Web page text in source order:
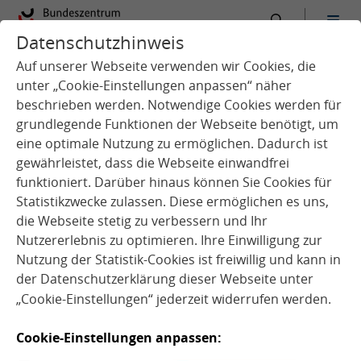
Datenschutzhinweis
Auf unserer Webseite verwenden wir Cookies, die
unter „Cookie-Einstellungen anpassen“ näher
beschrieben werden. Notwendige Cookies werden für
grundlegende Funktionen der Webseite benötigt, um
eine optimale Nutzung zu ermöglichen. Dadurch ist
gewährleistet, dass die Webseite einwandfrei
funktioniert. Darüber hinaus können Sie Cookies für
Statistikzwecke zulassen. Diese ermöglichen es uns,
die Webseite stetig zu verbessern und Ihr
Nutzererlebnis zu optimieren. Ihre Einwilligung zur
Nutzung der Statistik-Cookies ist freiwillig und kann in
der Datenschutzerklärung dieser Webseite unter
„Cookie-Einstellungen“ jederzeit widerrufen werden.
Cookie-Einstellungen anpassen:
: 21. - 25. SEPTEMBER 2026